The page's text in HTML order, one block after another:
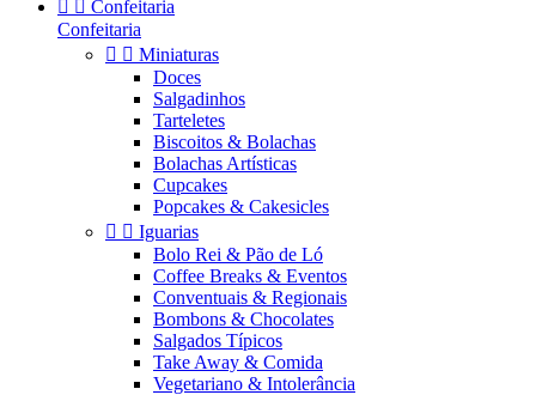
  Confeitaria
Confeitaria
  Miniaturas
Doces
Salgadinhos
Tarteletes
Biscoitos & Bolachas
Bolachas Artísticas
Cupcakes
Popcakes & Cakesicles
  Iguarias
Bolo Rei & Pão de Ló
Coffee Breaks & Eventos
Conventuais & Regionais
Bombons & Chocolates
Salgados Típicos
Take Away & Comida
Vegetariano & Intolerância